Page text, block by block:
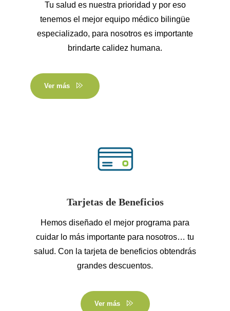
Tu salud es nuestra prioridad y por eso
tenemos el mejor equipo médico bilingüe
especializado, para nosotros es importante
brindarte calidez humana.
Ver más
Tarjetas de Beneficios
Hemos diseñado el mejor programa para
cuidar lo más importante para nosotros… tu
salud. Con la tarjeta de beneficios obtendrás
grandes descuentos.
Ver más